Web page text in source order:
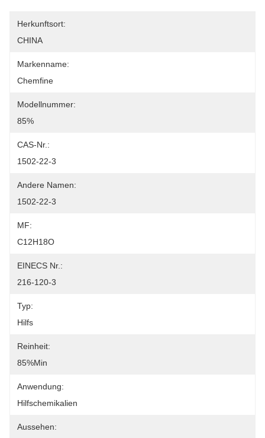
Herkunftsort:
CHINA
Markenname:
Chemfine
Modellnummer:
85%
CAS-Nr.:
1502-22-3
Andere Namen:
1502-22-3
MF:
C12H18O
EINECS Nr.:
216-120-3
Typ:
Hilfs
Reinheit:
85%min
Anwendung:
Hilfschemikalien
Aussehen: